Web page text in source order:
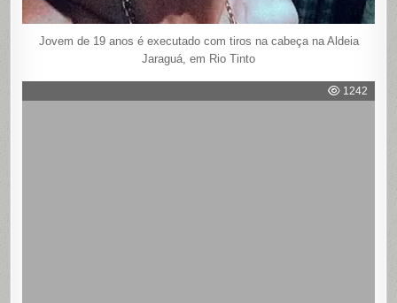
Jovem de 19 anos é executado com tiros na cabeça na Aldeia
Jaraguá, em Rio Tinto
1242